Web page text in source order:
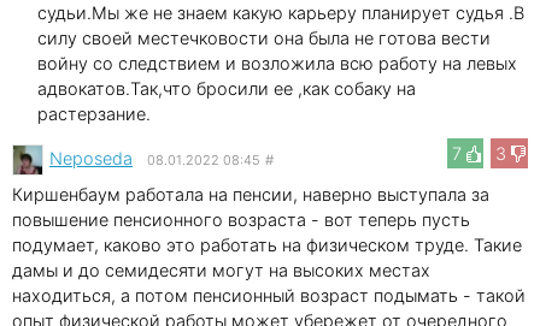
судьи.Мы же не знаем какую карьеру планирует судья .В
силу своей местечковости она была не готова вести
войну со следствием и возложила всю работу на левых
адвокатов.Так,что бросили ее ,как собаку на
растерзание.
7
3
Neposeda 08.01.2022 08:45 #
Киршенбаум работала на пенсии, наверно выступала за
повышение пенсионного возраста - вот теперь пусть
подумает, каково это работать на физическом труде. Такие
дамы и до семидесяти могут на высоких местах
находиться, а потом пенсионный возраст подымать - такой
опыт физической работы может убережет от очередного